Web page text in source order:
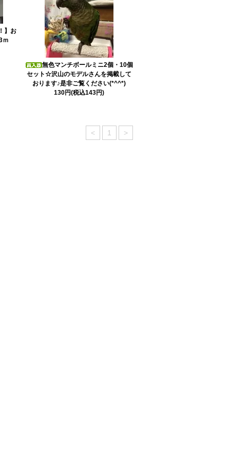
】お
ｍ
無色マンチボールミニ2個・10個
セット☆沢山のモデルさんを掲載して
おります♪是非ご覧ください(*^^*)
130円(税込143円)
< 1 >